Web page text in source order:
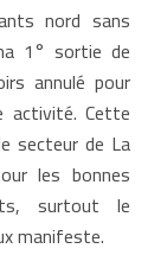
nord sans
1° sortie de
annulé pour
activité. Cette
secteur de La
les bonnes
surtout le
manifeste.